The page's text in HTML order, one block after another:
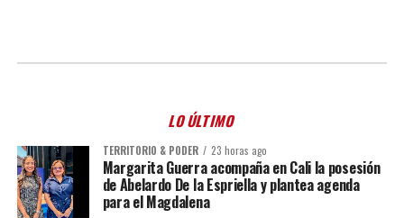
LO ÚLTIMO
TERRITORIO & PODER 23 horas ago
Margarita Guerra acompaña en Cali la posesión
de Abelardo De la Espriella y plantea agenda
para el Magdalena